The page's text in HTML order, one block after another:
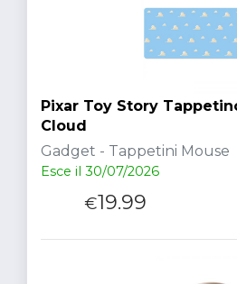
Pixar Toy Story
Cloud
Gadget - Tappetini Mouse
Esce il 30/07/2026
€19.99